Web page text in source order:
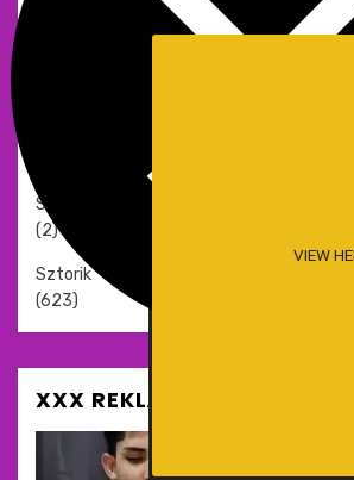
Szexvideók xxx
(2)
Sztorik
(623)
XXX REKLÁM ÉS
VIEW